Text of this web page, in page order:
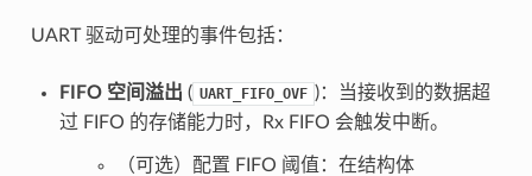
UART 驱动可处理的事件包括：
FIFO 空间溢出 ( UART_FIFO_OVF )：当接收到的数据超
过 FIFO 的存储能力时，Rx FIFO 会触发中断。
（可选）配置 FIFO 阈值：在结构体